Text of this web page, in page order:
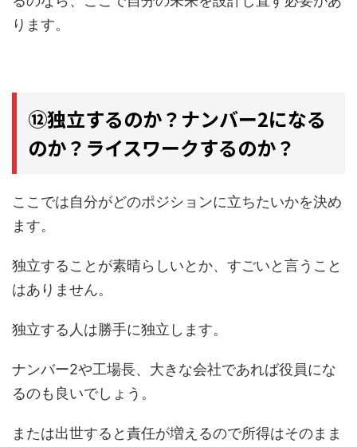
ります。
⑫独立するのか？ナンバー2になる
のか？ライスワークするのか？
ここでは自分がどのポジションに立ちたいかを決め
ます。
独立することが素晴らしいとか、すごいと言うこと
はありません。
独立する人は勝手に独立します。
ナンバー2や工場長、大きな会社であれば役員にな
るのも良いでしょう。
または出世すると責任が増えるので所得はそのまま